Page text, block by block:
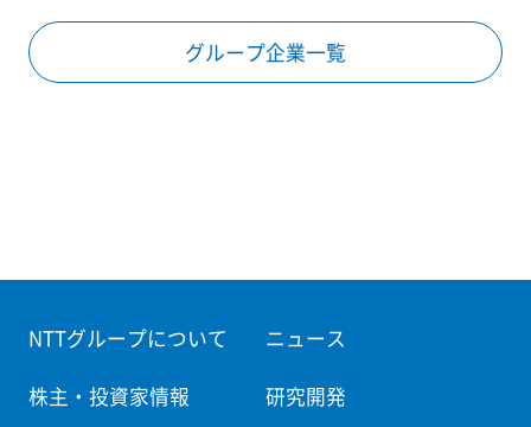
グループ企業一覧
NTTグループについて ニュース
株主・投資家情報 研究開発